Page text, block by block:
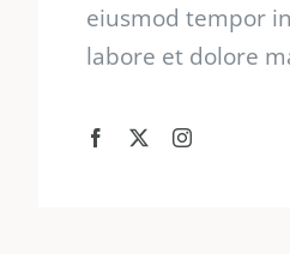
eiusmod tempor
labore et dolore